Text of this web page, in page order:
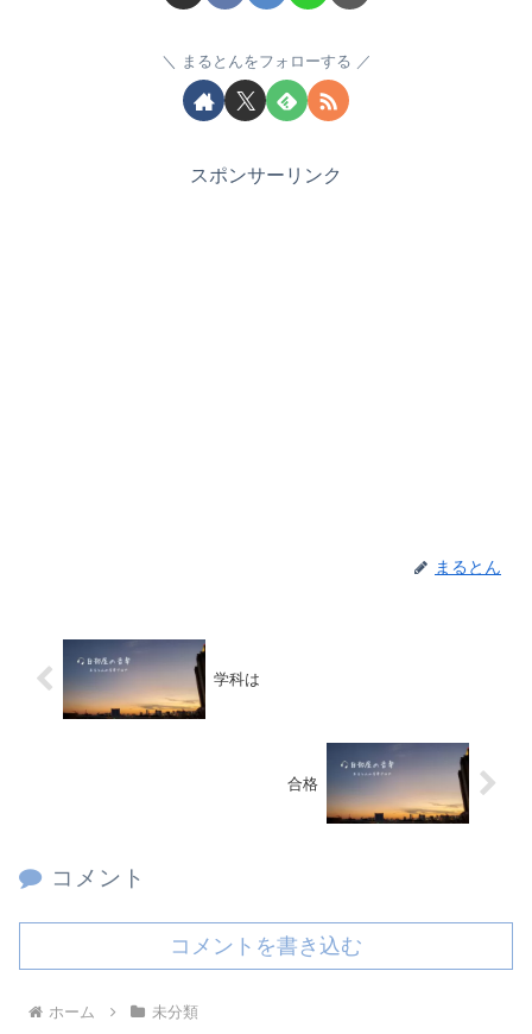
まるとんをフォローする
スポンサーリンク
まるとん
学科は
合格
コメント
コメントを書き込む
ホーム 未分類